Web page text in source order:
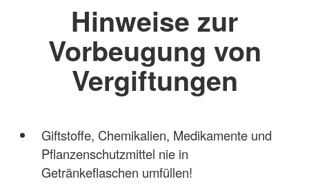
Hinweise zur
Vorbeugung von
Vergiftungen
Giftstoffe, Chemikalien, Medikamente und
Pflanzenschutzmittel nie in
Getränkeflaschen umfüllen!